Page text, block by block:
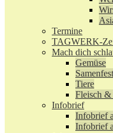
Termine
TAGWERK-
Mach dich
Gemüse
Samenfest
Tiere
Fleisch &
Infobrief
Infobrief
Infobrief